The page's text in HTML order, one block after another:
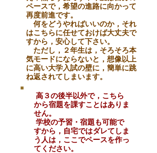
ペースで，希望の進路に向かって
再度前進です。
何をどうやればいいのか，それ
はこちらに任せておけば大丈夫で
すから，安心して下さい。
ただし，２年生は，そろそろ本
気モードにならないと，想像 以上
に高い大学入試の壁に，簡単に跳
ね返されてしまいます。
高３の後半以外で，こちら
から宿題を課すことはありま
せん。
学校の予習・宿題も可能で
すから，自宅ではダレてしま
う人は，ここでペースを作っ
てください。